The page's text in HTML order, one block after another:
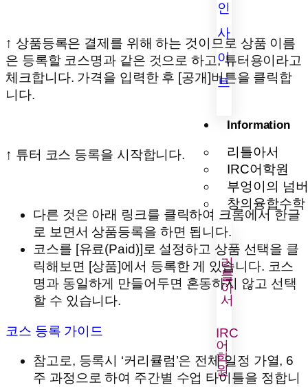
인
사
이
트
Information
리틀아서
IRC어학원
부엉이의 넘
창의융합수학
리
틀
아
서
IRC
어
학
원
↑ 상품등록은 결제를 위해 하는 것이므로 상품 이름
은 등록할 코스명과 같은 것으로 하고, 튜터용이라고
체크합니다. 가격을 입력한 후 [공개]버튼을 클릭합
니다.
↑ 튜터 코스 등록을 시작합니다.
다른 것은 아래 링크를 클릭하여 크롬에서 한글
로 보면서 상품등록을 하면 됩니다.
코스를 [유료(Paid)]로 설정하고 상품 선택을 클
릭해보면 [상품]에서 등록한 게 있습니다. 코스
명과 동일하게 만들어두면 혼동하지 않고 선택
할 수 있습니다.
코스 등록 가이드
참고로, 등록시 ‘커리큘럼’은 전체 일정 가열, 6
주 과정으로 하여 주간별 수업 타이틀을 정합니